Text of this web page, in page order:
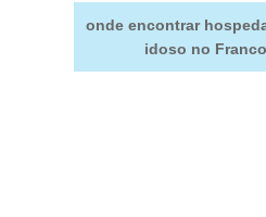
onde encontrar
idoso no